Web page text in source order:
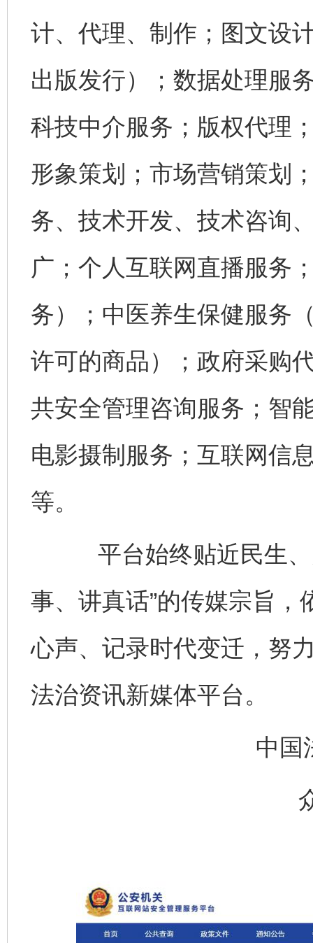
计、代理、制作；图文设
出版发行）；数据处理服
科技中介服务；版权代理
形象策划；市场营销策划
务、技术开发、技术咨询
广；个人互联网直播服务
务）；中医养生保健服务
许可的商品）；政府采购
共安全管理咨询服务；智
电影摄制服务；互联网信
等。
平台始终贴近民生、
事、讲真话”的传媒宗旨
心声、记录时代变迁，努
法治资讯新媒体平台。
中国